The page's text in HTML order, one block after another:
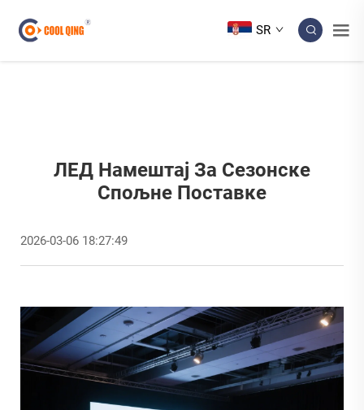
SR
ЛЕД Намештај За Сезонске
Спољне Поставке
2026-03-06 18:27:49